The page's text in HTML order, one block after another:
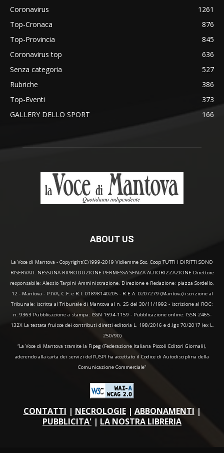
Coronavirus
1261
Top-Cronaca
876
Top-Provincia
845
Coronavirus top
636
Senza categoria
527
Rubriche
386
Top-Eventi
373
GALLERY DELLO SPORT
166
ABOUT US
La Voce di Mantova - Copyright(C)1999-2019 Vidiemme Soc. Coop TUTTI I DIRITTI SONO
RISERVATI. NESSUNA RIPRODUZIONE PERMESSA SENZA AUTORIZZAZIONE Direttore
responsabile: Alessio Tarpini Amministrazione, Direzione e Redazione: piazza Sordello,
12 - Mantova - P.IVA, C.F. e R.I. 01898140205 - R.E.A. 0207279 (Mantova) iscrizione al
Tribunale: iscritta al Tribunale di Mantova al n. 25 del 30/11/1992 - iscrizione al ROC:
n. 9363 Pubblicazione a stampa: ISSN 1594-1159 - Pubblicazione online: ISSN 2465-
132X La testata fruisce dei contributi diretti editoria L. 198/2016 e d.lgs 70/2017 (ex L.
250/90)
“La Voce di Mantova tramite la Fipeg (Federazione Italiana Piccoli Editori Giornali),
aderendo alla carta dei servizi dell'USPI ha accettato il Codice di Autodisciplina della
Comunicazione Commerciale"
CONTATTI | NECROLOGIE| ABBONAMENTI |
PUBBLICITA' | LA NOSTRA LIBRERIA